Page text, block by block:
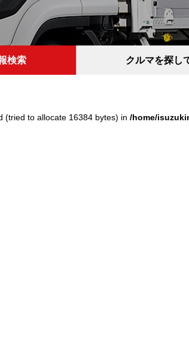
検索 クルマを探し
(tried to allocate 16384 bytes) in /home/